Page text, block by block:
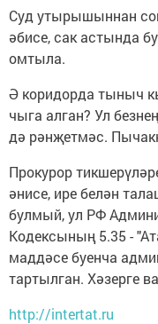
Суд утырышыннан
әбисе, сак астында
омтыла.
Ә коридорда тыныч
чыга алган? Ул
дә рәнҗетмәс.
Прокурор
әнисе, ире белән
булмый, ул РФ
Кодексының 5.35 -
маддәсе буенча
тартылган. Хәзерге
http://intertat.ru